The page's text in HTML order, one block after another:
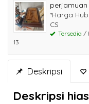
perjamuan
*Harga
CS
Tersedia /
13
Deskripsi
Deskripsi